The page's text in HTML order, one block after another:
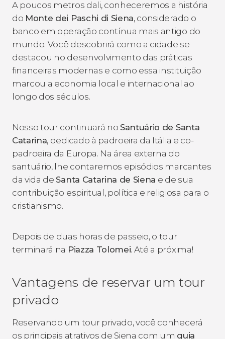
A poucos metros dali, conheceremos a história
do Monte dei Paschi di Siena, considerado o
banco em operação contínua mais antigo do
mundo. Você descobrirá como a cidade se
destacou no desenvolvimento das práticas
financeiras modernas e como essa instituição
marcou a economia local e internacional ao
longo dos séculos.
Nosso tour continuará no Santuário de Santa
Catarina, dedicado à padroeira da Itália e co-
padroeira da Europa. Na área externa do
santuário, lhe contaremos episódios marcantes
da vida de Santa Catarina de Siena e de sua
contribuição espiritual, política e religiosa para o
cristianismo.
Depois de duas horas de passeio, o tour
terminará na Piazza Tolomei. Até a próxima!
Vantagens de reservar um tour
privado
Reservando um tour privado, você conhecerá
os principais atrativos de Siena com um guia